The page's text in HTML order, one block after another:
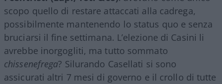
scopo quello di restare attaccati alla cadrega,
possibilmente mantenendo lo status quo e senza
bruciarsi il fine settimana. L’elezione di Casini li
avrebbe inorgogliti, ma tutto sommato
chissenefrega? Silurando Casellati si sono
assicurati altri 7 mesi di governo e il crollo di tutte